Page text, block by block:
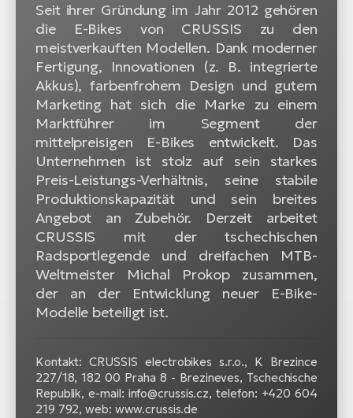
Seit ihrer Gründung im Jahr 2012 gehören
die E-Bikes von CRUSSIS zu den
meistverkauften Modellen. Dank moderner
Fertigung, Innovationen (z. B. integrierte
Akkus), farbenfrohem Design und gutem
Marketing hat sich die Marke zu einem
Marktführer im Segment der
mittelpreisigen E-Bikes entwickelt. Das
Unternehmen ist stolz auf sein starkes
Preis-Leistungs-Verhältnis, seine stabile
Produktionskapazität und sein breites
Angebot an Zubehör. Derzeit arbeitet
CRUSSIS mit der tschechischen
Radsportlegende und dreifachen MTB-
Weltmeister Michal Prokop zusammen,
der an der Entwicklung neuer E-Bike-
Modelle beteiligt ist.
Kontakt: CRUSSIS electrobikes s.r.o., K Brezince
227/18, 182 00 Praha 8 - Brezineves, Tschechische
Republik, e-mail: info@crussis.cz, telefon: +420 604
219 792, web: www.crussis.de